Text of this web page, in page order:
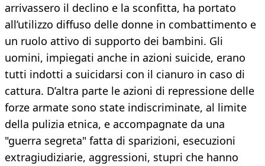
arrivassero il declino e la sconfitta, ha portato
all’utilizzo diffuso delle donne in combattimento e
un ruolo attivo di supporto dei bambini. Gli
uomini, impiegati anche in azioni suicide, erano
tutti indotti a suicidarsi con il cianuro in caso di
cattura. D’altra parte le azioni di repressione delle
forze armate sono state indiscriminate, al limite
della pulizia etnica, e accompagnate da una
"guerra segreta" fatta di sparizioni, esecuzioni
extragiudiziarie, aggressioni, stupri che hanno